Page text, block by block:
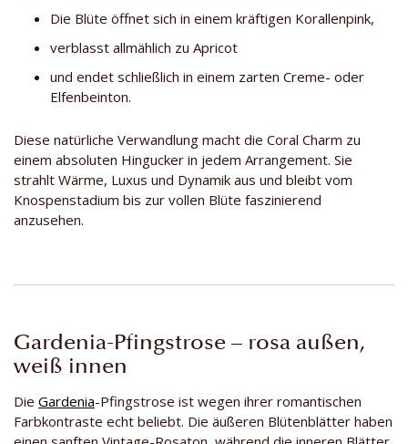
Die Blüte öffnet sich in einem kräftigen Korallenpink,
verblasst allmählich zu Apricot
und endet schließlich in einem zarten Creme- oder
Elfenbeinton.
Diese natürliche Verwandlung macht die Coral Charm zu
einem absoluten Hingucker in jedem Arrangement. Sie
strahlt Wärme, Luxus und Dynamik aus und bleibt vom
Knospenstadium bis zur vollen Blüte faszinierend
anzusehen.
Gardenia-Pfingstrose – rosa außen,
weiß innen
Die Gardenia-Pfingstrose ist wegen ihrer romantischen
Farbkontraste echt beliebt. Die äußeren Blütenblätter haben